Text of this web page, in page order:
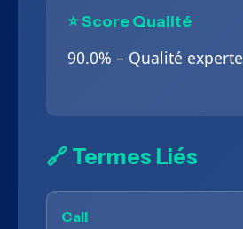
⭐ Score Qualité
90.0% – Qualité experte
🔗 Termes Liés
Call